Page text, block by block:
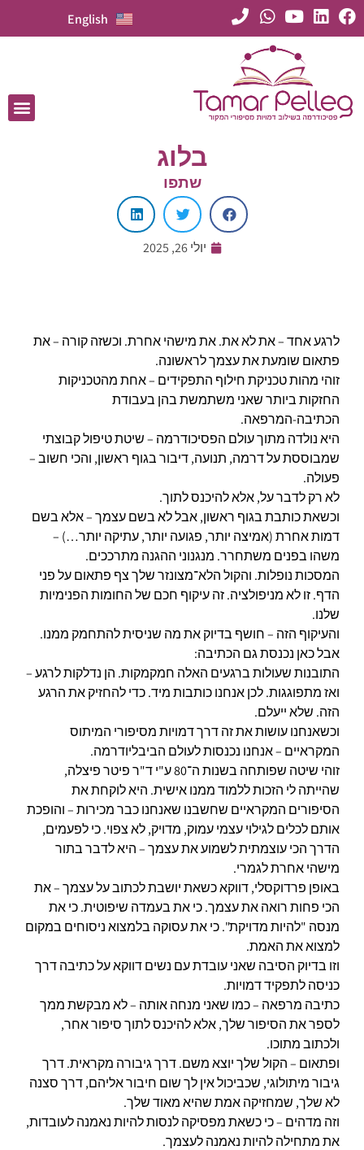
English
בלוג
שתפו
יולי 26, 2025
לרגע אחד – את לא את. את מישהי אחרת. וכשזה קורה – את
פתאום שומעת את עצמך לראשונה.
זוהי מהות טכניקת חילוף התפקידים – אחת מהטכניקות
החזקות ביותר שאני משתמשת בהן בעבודת
הכתיבה-המרפאה.
היא נולדה מתוך עולם הפסיכודרמה – שיטת טיפול קבוצתי
שמבוססת על דרמה, תנועה, דיבור בגוף ראשון, והכי חשוב –
פעולה.
לא רק לדבר על, אלא להיכנס לתוך.
וכשאת כותבת בגוף ראשון, אבל לא בשם עצמך – אלא בשם
דמות אחרת (אמיצה יותר, פגועה יותר, עתיקה יותר…) –
משהו בפנים משתחרר. מנגנוני ההגנה מתרככים.
המסכות נופלות. והקול הלא־מצונזר שלך צף פתאום על פני
הדף. זו לא מניפולציה. זה עיקוף חכם של החומות הפנימיות
שלנו.
והעיקוף הזה – חושף בדיוק את מה שניסית להתחמק ממנו.
אבל כאן נכנסת גם הכתיבה:
התובנות שעולות ברגעים האלה חמקמקות. הן נדלקות לרגע –
ואז מתפוגגות. לכן אנחנו כותבות מיד. כדי להחזיק את הרגע
הזה. שלא ייעלם.
וכשאנחנו עושות את זה דרך דמויות מסיפורי המיתוס
המקראיים – אנחנו נכנסות לעולם הביבליודרמה.
זוהי שיטה שפותחה בשנות ה־80 ע"י ד"ר פיטר פיצלה,
שהייתה לי הזכות ללמוד ממנו אישית. היא לוקחת את
הסיפורים המקראיים שחשבנו שאנחנו כבר מכירות – והופכת
אותם לכלים לגילוי עצמי עמוק, מדויק, לא צפוי. כי לפעמים,
הדרך הכי עוצמתית לשמוע את עצמך – היא לדבר בתור
מישהי אחרת לגמרי.
באופן פרדוקסלי, דווקא כשאת יושבת לכתוב על עצמך – את
הכי פחות רואה את עצמך. כי את בעמדה שיפוטית. כי את
מנסה "להיות מדויקת". כי את עסוקה בלמצוא ניסוחים במקום
למצוא את האמת.
וזו בדיוק הסיבה שאני עובדת עם נשים דווקא על כתיבה דרך
כניסה לתפקיד דמויות.
כתיבה מרפאה – כמו שאני מנחה אותה – לא מבקשת ממך
לספר את הסיפור שלך, אלא להיכנס לתוך סיפור אחר,
ולכתוב מתוכו.
ופתאום – הקול שלך יוצא משם. דרך גיבורה מקראית. דרך
גיבור מיתולוגי, שכביכול אין לך שום חיבור אליהם, דרך סצנה
לא שלך, שמחזיקה אמת שהיא מאוד שלך.
וזה מדהים – כי כשאת מפסיקה לנסות להיות נאמנה לעובדות,
את מתחילה להיות נאמנה לעצמך.